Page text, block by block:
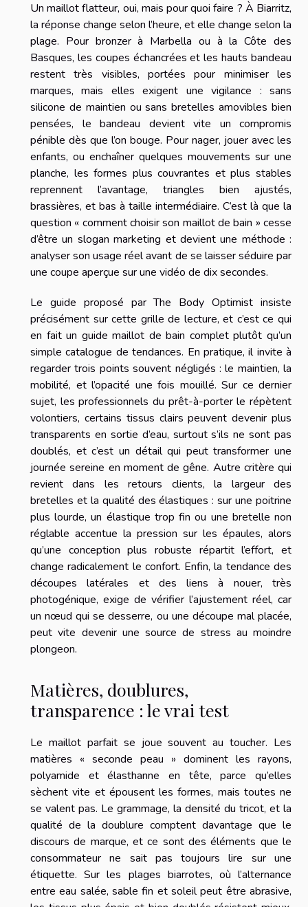
Un maillot flatteur, oui, mais pour quoi faire ? À Biarritz,
la réponse change selon l’heure, et elle change selon la
plage. Pour bronzer à Marbella ou à la Côte des
Basques, les coupes échancrées et les hauts bandeau
restent très visibles, portées pour minimiser les
marques, mais elles exigent une vigilance : sans
silicone de maintien ou sans bretelles amovibles bien
pensées, le bandeau devient vite un compromis
pénible dès que l’on bouge. Pour nager, jouer avec les
enfants, ou enchaîner quelques mouvements sur une
planche, les formes plus couvrantes et plus stables
reprennent l’avantage, triangles bien ajustés,
brassières, et bas à taille intermédiaire. C’est là que la
question « comment choisir son maillot de bain » cesse
d’être un slogan marketing et devient une méthode :
analyser son usage réel avant de se laisser séduire par
une coupe aperçue sur une vidéo de dix secondes.
Le guide proposé par The Body Optimist insiste
précisément sur cette grille de lecture, et c’est ce qui
en fait un guide maillot de bain complet plutôt qu’un
simple catalogue de tendances. En pratique, il invite à
regarder trois points souvent négligés : le maintien, la
mobilité, et l’opacité une fois mouillé. Sur ce dernier
sujet, les professionnels du prêt-à-porter le répètent
volontiers, certains tissus clairs peuvent devenir plus
transparents en sortie d’eau, surtout s’ils ne sont pas
doublés, et c’est un détail qui peut transformer une
journée sereine en moment de gêne. Autre critère qui
revient dans les retours clients, la largeur des
bretelles et la qualité des élastiques : sur une poitrine
plus lourde, un élastique trop fin ou une bretelle non
réglable accentue la pression sur les épaules, alors
qu’une conception plus robuste répartit l’effort, et
change radicalement le confort. Enfin, la tendance des
découpes latérales et des liens à nouer, très
photogénique, exige de vérifier l’ajustement réel, car
un nœud qui se desserre, ou une découpe mal placée,
peut vite devenir une source de stress au moindre
plongeon.
Matières, doublures,
transparence : le vrai test
Le maillot parfait se joue souvent au toucher. Les
matières « seconde peau » dominent les rayons,
polyamide et élasthanne en tête, parce qu’elles
sèchent vite et épousent les formes, mais toutes ne
se valent pas. Le grammage, la densité du tricot, et la
qualité de la doublure comptent davantage que le
discours de marque, et ce sont des éléments que le
consommateur ne sait pas toujours lire sur une
étiquette. Sur les plages biarrotes, où l’alternance
entre eau salée, sable fin et soleil peut être abrasive,